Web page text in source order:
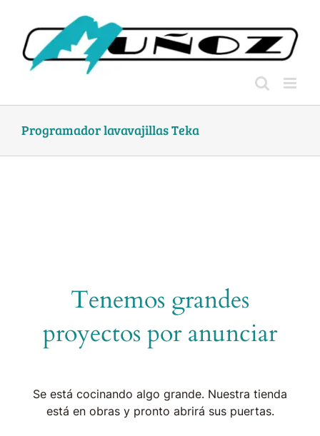
content
Programador lavavajillas Teka
Tenemos grandes
proyectos por anunciar
Se está cocinando algo grande. Nuestra tienda
está en obras y pronto abrirá sus puertas.